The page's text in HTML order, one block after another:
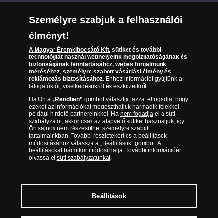
Kézbesítés
Reklamáció
Visszaküldés
Elállási űrlap
Karrier
Sütik (cookies) használata
Süti (cookies)Beállítások
Társaságunkról
Az érmék és érmek ára és értéke
Gyakran ismételt kérdések
Adatkezelés
06 80 888 889
(díjmentesen hívható hétfőtől csütörtökig 9.00 és 17.00
óra között, péntekenként 9.00 és 15.00 óra között)
Magyar Éremkibocsátó Kft. 1134 Budapest, Váci út 33. Cégjegyzékszám: 01-09-
957944, Adószám: 23275395-2-41 A Társaság a Magyar Kereskedelmi
Személyre szabjuk a felhasználói
élményt!
A Magyar Éremkibocsátó Kft.sütiket és további
technológiát használ webhelyeink megbízhatóságának és
biztonságának fenntartásához, webes forgalmunk
méréséhez, személyre szabott vásárlási élmény és
reklámozás biztosításához.Ehhez információt gyűjtünk a
látogatókról, viselkedésükről és eszközeikről.
Ha Ön a „Rendben”gombot választja, azzal elfogadja, hogy
ezeket az információkat megoszthatjuk harmadik felekkel,
például hirdető partnereinkkel. Ha nem fogadjael a süti
szabályzatot, akkor csak az alapvető sütiket használjuk, így
Ön sajnos nem részesülhet személyre szabott
tartalmainkban. További részletekért és a beállítások
módosításához válassza a „Beállítások” gombot. A
beállításokat bármikor módosíthatja. További információért
olvassa el süti szabályzatunkat.
Beállítások